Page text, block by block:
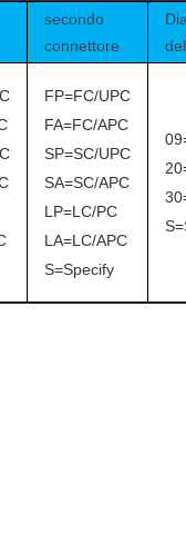
secondo
connettore
FP=FC/UPC
FA=FC/APC
SP=SC/UPC
SA=SC/APC
LP=LC/PC
LA=LC/APC
S=Specify